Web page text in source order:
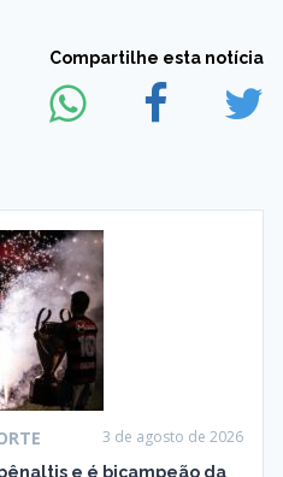
Compartilhe esta notícia
3 de agosto de 2026
e é bicampeão da